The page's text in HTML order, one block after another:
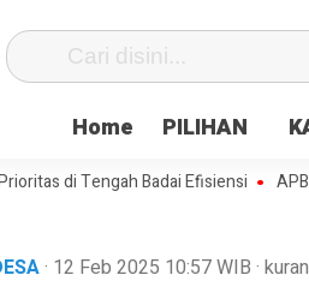
Home PILIHAN
di Tengah Badai Efisiensi APBDes
· 12 Feb 2025 10:57WIB ·